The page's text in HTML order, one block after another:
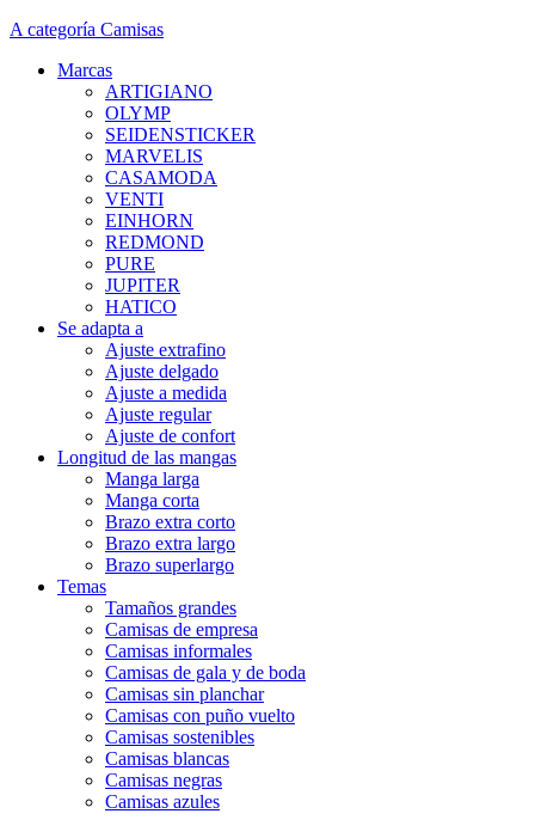
A categoría Camisas
Marcas
ARTIGIANO
OLYMP
SEIDENSTICKER
MARVELIS
CASAMODA
VENTI
EINHORN
REDMOND
PURE
JUPITER
HATICO
Se adapta a
Ajuste extrafino
Ajuste delgado
Ajuste a medida
Ajuste regular
Ajuste de confort
Longitud de las mangas
Manga larga
Manga corta
Brazo extra corto
Brazo extra largo
Brazo superlargo
Temas
Tamaños grandes
Camisas de empresa
Camisas informales
Camisas de gala y de boda
Camisas sin planchar
Camisas con puño vuelto
Camisas sostenibles
Camisas blancas
Camisas negras
Camisas azules